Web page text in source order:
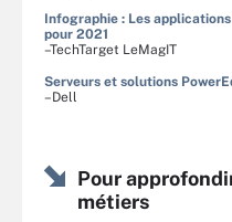
Infographie : Les
pour 2021
–TechTarget LeMagIT
Serveurs et solutions
–Dell
Pour
métiers